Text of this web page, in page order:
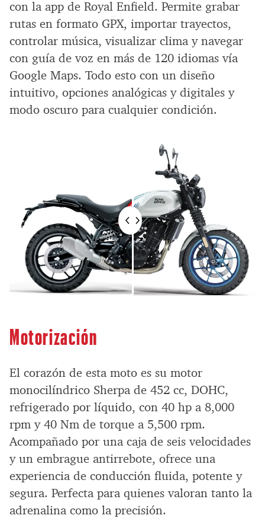
con la app de Royal Enfield. Permite grabar
rutas en formato GPX, importar trayectos,
controlar música, visualizar clima y navegar
con guía de voz en más de 120 idiomas vía
Google Maps. Todo esto con un diseño
intuitivo, opciones analógicas y digitales y
modo oscuro para cualquier condición.
Motorización
El corazón de esta moto es su motor
monocilíndrico Sherpa de 452 cc, DOHC,
refrigerado por líquido, con 40 hp a 8,000
rpm y 40 Nm de torque a 5,500 rpm.
Acompañado por una caja de seis velocidades
y un embrague antirrebote, ofrece una
experiencia de conducción fluida, potente y
segura. Perfecta para quienes valoran tanto la
adrenalina como la precisión.